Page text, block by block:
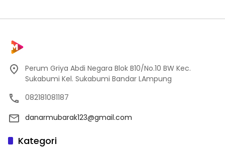
Perum Griya Abdi Negara Blok B10/No.10 BW Kec.
Sukabumi Kel. Sukabumi Bandar LAmpung
082181081187
danarmubarak123@gmail.com
Kategori